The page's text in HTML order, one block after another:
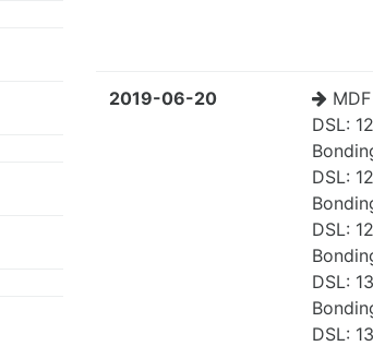
2019-06-20
MDF
DSL: 12
DSL: 12
DSL: 12
DSL: 13
DSL: 13